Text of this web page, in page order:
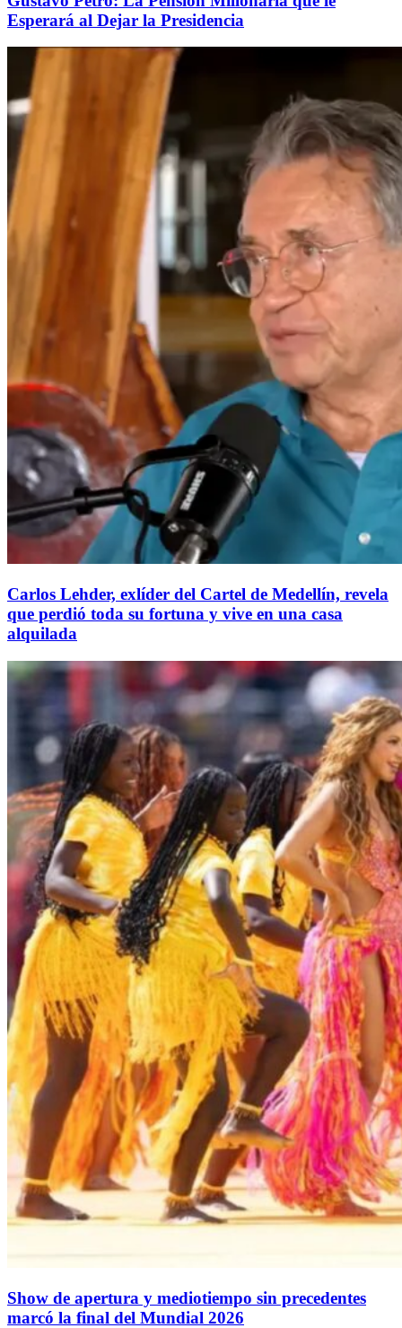
Esperará al Dejar la Presidencia
Carlos Lehder, exlíder del Cartel de Medellín, revela
que perdió toda su fortuna y vive en una casa
alquilada
Show de apertura y mediotiempo sin precedentes
marcó la final del Mundial 2026